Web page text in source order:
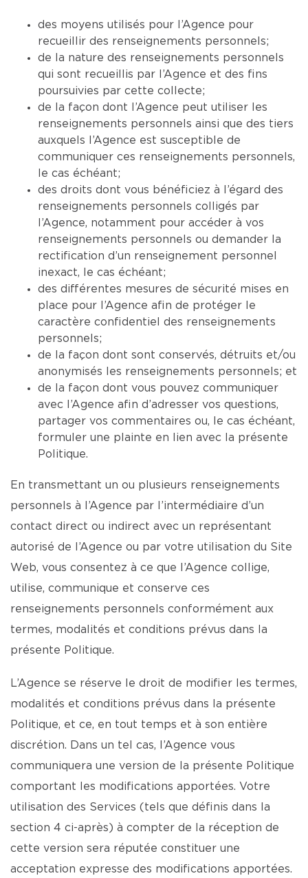
des moyens utilisés pour l’Agence pour
recueillir des renseignements personnels;
de la nature des renseignements personnels
qui sont recueillis par l’Agence et des fins
poursuivies par cette collecte;
de la façon dont l’Agence peut utiliser les
renseignements personnels ainsi que des tiers
auxquels l’Agence est susceptible de
communiquer ces renseignements personnels,
le cas échéant;
des droits dont vous bénéficiez à l’égard des
renseignements personnels colligés par
l’Agence, notamment pour accéder à vos
renseignements personnels ou demander la
rectification d’un renseignement personnel
inexact, le cas échéant;
des différentes mesures de sécurité mises en
place pour l’Agence afin de protéger le
caractère confidentiel des renseignements
personnels;
de la façon dont sont conservés, détruits et/ou
anonymisés les renseignements personnels; et
de la façon dont vous pouvez communiquer
avec l’Agence afin d’adresser vos questions,
partager vos commentaires ou, le cas échéant,
formuler une plainte en lien avec la présente
Politique.
En transmettant un ou plusieurs renseignements
personnels à l’Agence par l’intermédiaire d’un
contact direct ou indirect avec un représentant
autorisé de l’Agence ou par votre utilisation du Site
Web, vous consentez à ce que l’Agence collige,
utilise, communique et conserve ces
renseignements personnels conformément aux
termes, modalités et conditions prévus dans la
présente Politique.
L’Agence se réserve le droit de modifier les termes,
modalités et conditions prévus dans la présente
Politique, et ce, en tout temps et à son entière
discrétion. Dans un tel cas, l’Agence vous
communiquera une version de la présente Politique
comportant les modifications apportées. Votre
utilisation des Services (tels que définis dans la
section 4 ci-après) à compter de la réception de
cette version sera réputée constituer une
acceptation expresse des modifications apportées.